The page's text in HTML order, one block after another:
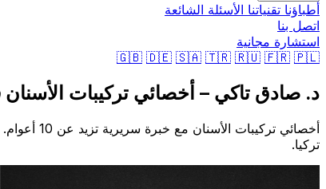
أطباؤنا تقنياتنا الأسئلة الشائعة
اتصل بنا
استشارة مجانية
🇬🇧 🇩🇪 🇸🇦 🇹🇷 🇷🇺 🇫🇷 🇵🇱
د. صادق تاكي – أخصائي تركيبات الأسنان
أخصائي
تركيا.